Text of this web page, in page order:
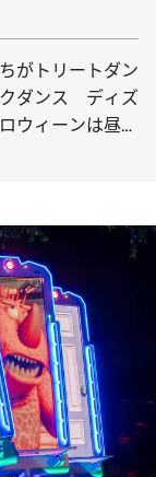
ターが登場
がトリートダン
ダンス ディズ
ウィーンは昼夜